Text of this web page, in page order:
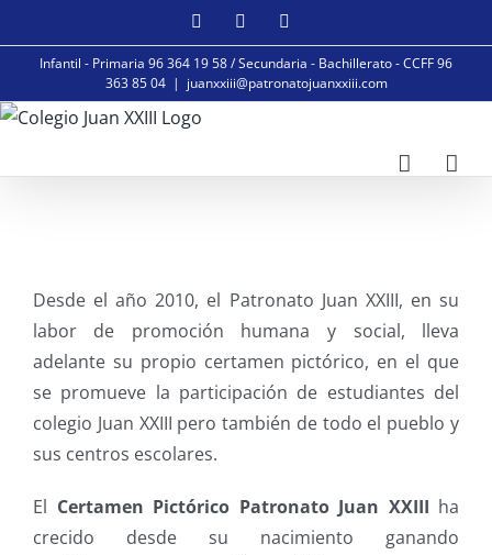
al
contenido
FacebookInstagram
Infantil - Primaria 96 364 19 58 / Secundaria - Bachillerato - CCFF 96
363 85 04 | juanxxiii@patronatojuanxxiii.com
Desde el año 2010, el Patronato Juan XXIII, en su
labor de promoción humana y social, lleva
adelante su propio certamen pictórico, en el que
se promueve la participación de estudiantes del
colegio Juan XXIII pero también de todo el pueblo y
sus centros escolares.
El Certamen Pictórico Patronato Juan XXIII ha
crecido desde su nacimiento ganando